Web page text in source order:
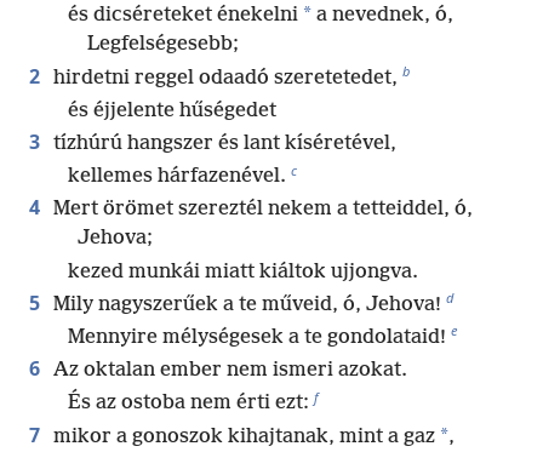
és dicséreteket énekelni * a nevednek, ó,
Legfelségesebb;
2 hirdetni reggel odaadó szeretetedet, b
és éjjelente hűségedet
3 tízhúrú hangszer és lant kíséretével,
kellemes hárfazenével. c
4 Mert örömet szereztél nekem a tetteiddel, ó,
Jehova;
kezed munkái miatt kiáltok ujjongva.
5 Mily nagyszerűek a te műveid, ó, Jehova! d
Mennyire mélységesek a te gondolataid! e
6 Az oktalan ember nem ismeri azokat.
És az ostoba nem érti ezt: f
7 mikor a gonoszok kihajtanak, mint a gaz *,